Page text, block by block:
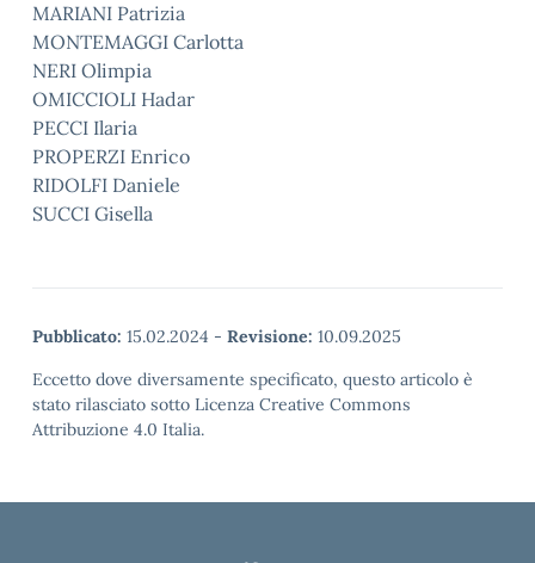
MARIANI Patrizia
MONTEMAGGI Carlotta
NERI Olimpia
OMICCIOLI Hadar
PECCI Ilaria
PROPERZI Enrico
RIDOLFI Daniele
SUCCI Gisella
Pubblicato: 15.02.2024 - Revisione: 10.09.2025
Eccetto dove diversamente specificato, questo articolo è
stato rilasciato sotto Licenza Creative Commons
Attribuzione 4.0 Italia.